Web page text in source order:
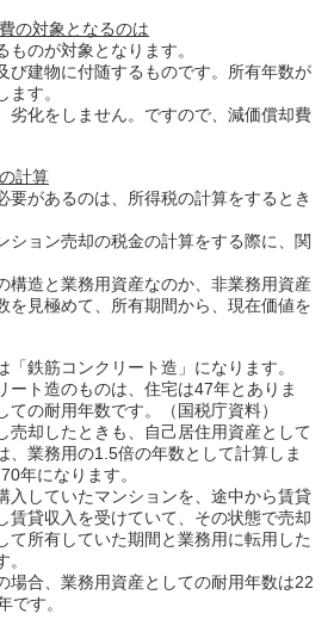
の対象となるのは
のが対象となります。
び建物に付随するものです。所有年数が
す。
劣化をしません。ですので、減価償却費
計算
要があるのは、所得税の計算をするとき
ション売却の税金の計算をする際に、関
構造と業務用資産なのか、非業務用資産
を見極めて、所有期間から、現在価値を
鉄筋コンクリート造」になります。
ート造のものは、住宅は47年とありま
の耐用年数です。（国税庁資料）
売却したときも、自己居住用資産として
、業務用の1.5倍の年数として計算しま
年になります。
入していたマンションを、途中から賃貸
賃貸収入を受けていて、その状態で売却
て所有していた期間と業務用に転用した
場合、業務用資産としての耐用年数は22
です。